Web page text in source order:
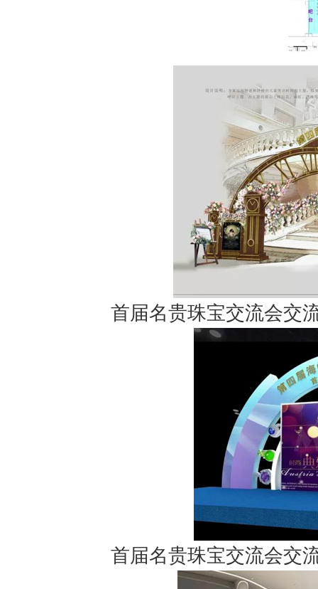
首届名贵珠宝交流会交
首届名贵珠宝交流会交